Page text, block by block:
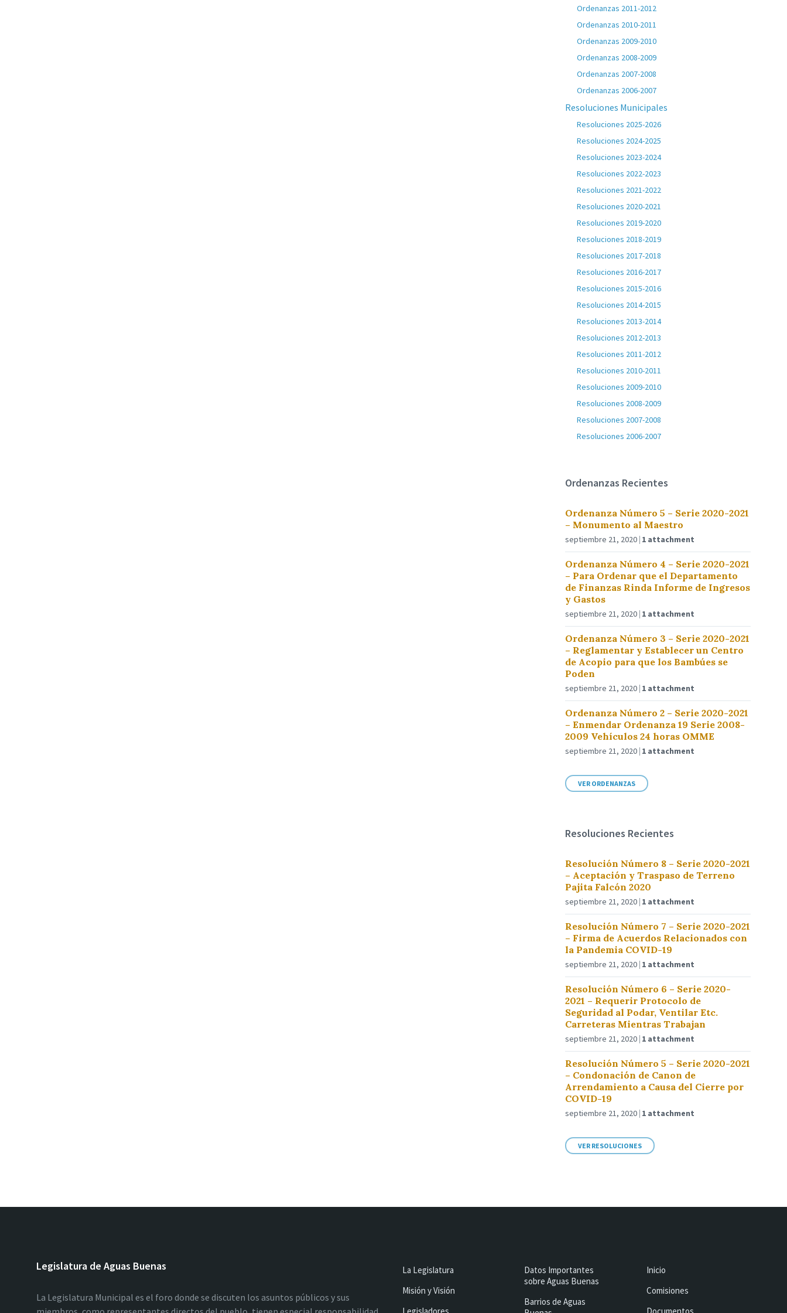
Ordenanzas 2011-2012
Ordenanzas 2010-2011
Ordenanzas 2009-2010
Ordenanzas 2008-2009
Ordenanzas 2007-2008
Ordenanzas 2006-2007
Resoluciones Municipales
Resoluciones 2025-2026
Resoluciones 2024-2025
Resoluciones 2023-2024
Resoluciones 2022-2023
Resoluciones 2021-2022
Resoluciones 2020-2021
Resoluciones 2019-2020
Resoluciones 2018-2019
Resoluciones 2017-2018
Resoluciones 2016-2017
Resoluciones 2015-2016
Resoluciones 2014-2015
Resoluciones 2013-2014
Resoluciones 2012-2013
Resoluciones 2011-2012
Resoluciones 2010-2011
Resoluciones 2009-2010
Resoluciones 2008-2009
Resoluciones 2007-2008
Resoluciones 2006-2007
Ordenanzas Recientes
Ordenanza Número 5 – Serie 2020-2021
– Monumento al Maestro
septiembre 21, 2020 1 attachment
Ordenanza Número 4 – Serie 2020-2021
– Para Ordenar que el Departamento
de Finanzas Rinda Informe de Ingresos
y Gastos
septiembre 21, 2020 1 attachment
Ordenanza Número 3 – Serie 2020-2021
– Reglamentar y Establecer un Centro
de Acopio para que los Bambúes se
Poden
septiembre 21, 2020 1 attachment
Ordenanza Número 2 – Serie 2020-2021
– Enmendar Ordenanza 19 Serie 2008-
2009 Vehículos 24 horas OMME
septiembre 21, 2020 1 attachment
VER ORDENANZAS
Resoluciones Recientes
Resolución Número 8 – Serie 2020-2021
– Aceptación y Traspaso de Terreno
Pajita Falcón 2020
septiembre 21, 2020 1 attachment
Resolución Número 7 – Serie 2020-2021
– Firma de Acuerdos Relacionados con
la Pandemia COVID-19
septiembre 21, 2020 1 attachment
Resolución Número 6 – Serie 2020-
2021 – Requerir Protocolo de
Seguridad al Podar, Ventilar Etc.
Carreteras Mientras Trabajan
septiembre 21, 2020 1 attachment
Resolución Número 5 – Serie 2020-2021
– Condonación de Canon de
Arrendamiento a Causa del Cierre por
COVID-19
septiembre 21, 2020 1 attachment
VER RESOLUCIONES
Legislatura de Aguas Buenas
La Legislatura Municipal es el foro donde se discuten los asuntos públicos y sus
La Legislatura
Misión y Visión
Datos Importantes
sobre Aguas Buenas
Barrios de Aguas
Inicio
Comisiones